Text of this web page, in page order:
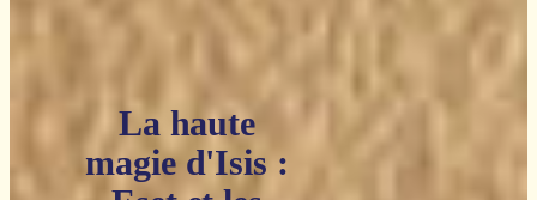
La haute
magie d'Isis :